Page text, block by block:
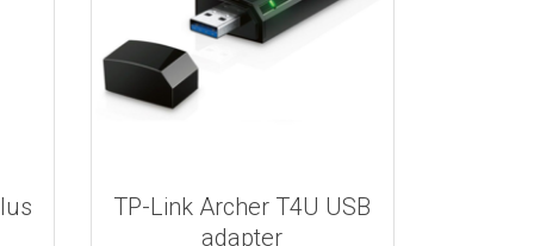
Bekijk meer informatie
TP-Link Archer T4U USB
adapter